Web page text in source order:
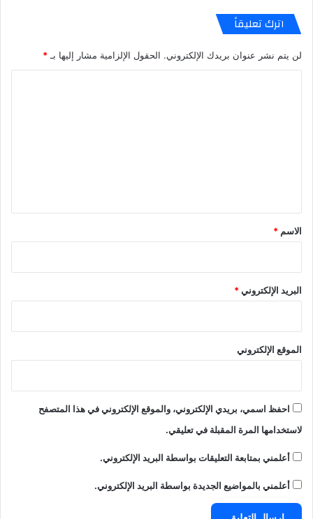
اترك تعليقاً
لن يتم نشر عنوان بريدك الإلكتروني. الحقول الإلزامية مشار إليها بـ *
*
الاسم *
البريد الإلكتروني*
الموقع الإلكتروني
احفظ اسمي، بريدي الإلكتروني، والموقع الإلكتروني في هذا المتصفح
لاستخدامها المرة المقبلة في تعليقي.
أعلمني بمتابعة التعليقات بواسطة البريد الإلكتروني.
أعلمني بالمواضيع الجديدة بواسطة البريد الإلكتروني.